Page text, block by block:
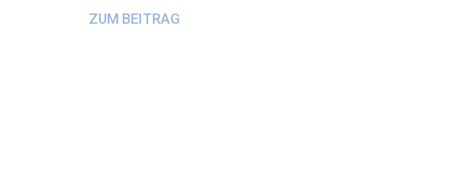
ZUM BEITRAG